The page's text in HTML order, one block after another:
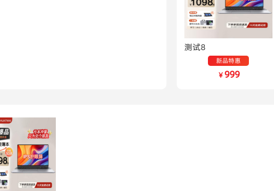
测试8
新品特惠
￥ 999